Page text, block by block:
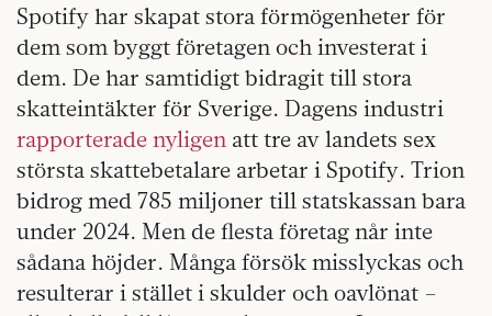
Spotify har skapat stora förmögenheter för
dem som byggt företagen och investerat i
dem. De har samtidigt bidragit till stora
skatteintäkter för Sverige. Dagens industri
rapporterade nyligen att tre av landets sex
största skattebetalare arbetar i Spotify. Trion
bidrog med 785 miljoner till statskassan bara
under 2024. Men de flesta företag når inte
sådana höjder. Många försök misslyckas och
resulterar i stället i skulder och oavlönat –